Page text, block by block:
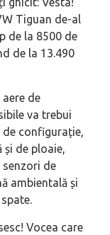
Tiguan de-al
de la 8500 de
de la 13.490
de
va trebui
de configurație,
și de ploaie,
senzori de
ambientală și
Vocea care